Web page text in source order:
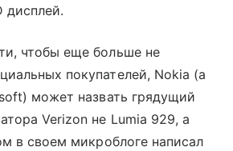
чтобы еще больше не
покупателей, Nokia (а
может назвать грядущий
Verizon не Lumia 929, а
в своем микроблоге написал